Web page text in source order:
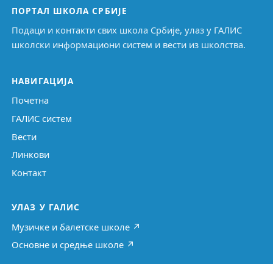
ПОРТАЛ ШКОЛА СРБИЈЕ
Подаци и контакти свих школа Србије, улаз у ГАЛИС
школски информациони систем и вести из школства.
НАВИГАЦИЈА
Почетна
ГАЛИС систем
Вести
Линкови
Контакт
УЛАЗ У ГАЛИС
Музичке и балетске школе ↗
Основне и средње школе ↗